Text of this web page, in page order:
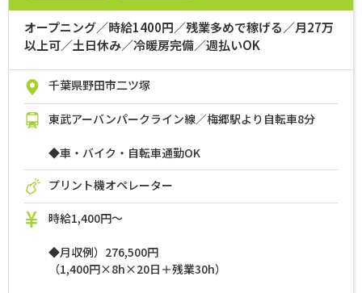
オープニング／時給1400円／残業多めで稼げる／月27万
以上可／土日休み／冷暖房完備／週払いOK
千葉県野田市二ツ塚
東武アーバンパークライン線／梅郷駅より自転車8分
◆車・バイク・自転車通勤OK
プリント機オペレーター
時給1,400円～
◆月収例）276,500円
（1,400円×8h×20日＋残業30h）